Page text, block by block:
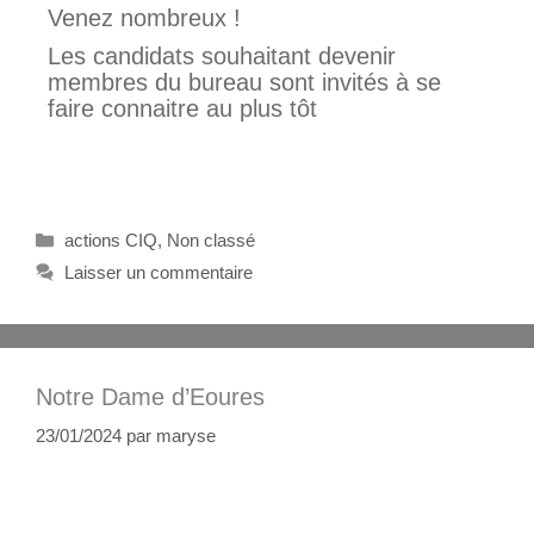
Venez nombreux !
Les candidats souhaitant devenir
membres du bureau sont invités à se
faire connaitre au plus tôt
actions CIQ, Non classé
Laisser un commentaire
Notre Dame d’Eoures
23/01/2024 par maryse